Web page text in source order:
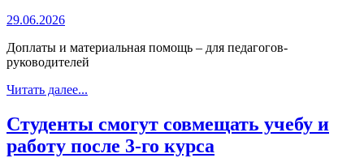
29.06.2026
Доплаты и материальная помощь – для педагогов-
руководителей
Читать далее...
Студенты смогут совмещать учебу и
работу после 3-го курса